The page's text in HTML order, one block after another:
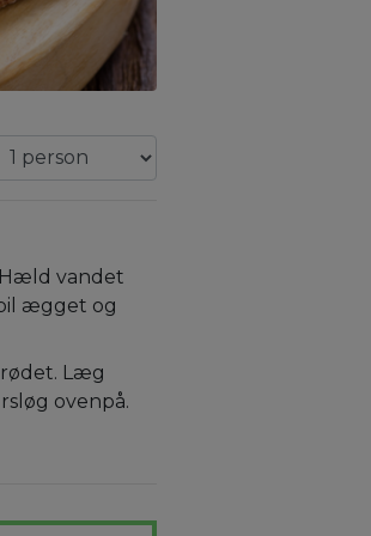
vandet
ægget og
Læg
ovenpå.